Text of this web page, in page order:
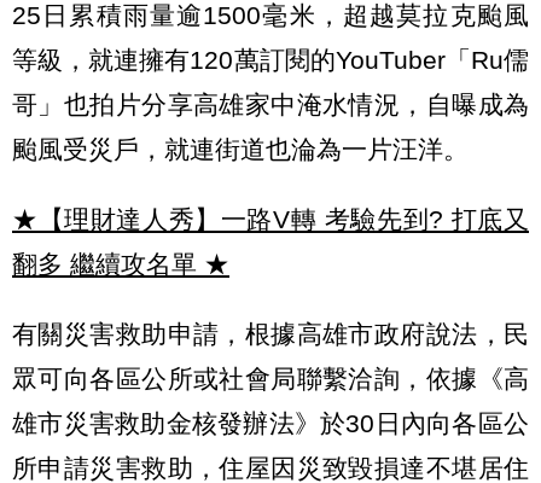
25日累積雨量逾1500毫米，超越莫拉克颱風
等級，就連擁有120萬訂閱的YouTuber「Ru儒
哥」也拍片分享高雄家中淹水情況，自曝成為
颱風受災戶，就連街道也淪為一片汪洋。
★【理財達人秀】一路V轉 考驗先到? 打底又
翻多 繼續攻名單 ★
有關災害救助申請，根據高雄市政府說法，民
眾可向各區公所或社會局聯繫洽詢，依據《高
雄市災害救助金核發辦法》於30日內向各區公
所申請災害救助，住屋因災致毀損達不堪居住